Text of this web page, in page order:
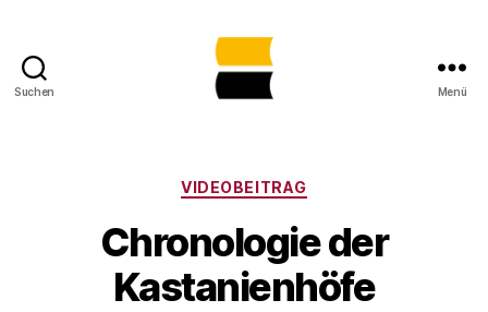
Suchen
Sachsen-
Anhalt
gemeinsam
sichtbar
machen
Menü
Kategorien
VIDEOBEITRAG
Chronologie der
Kastanienhöfe